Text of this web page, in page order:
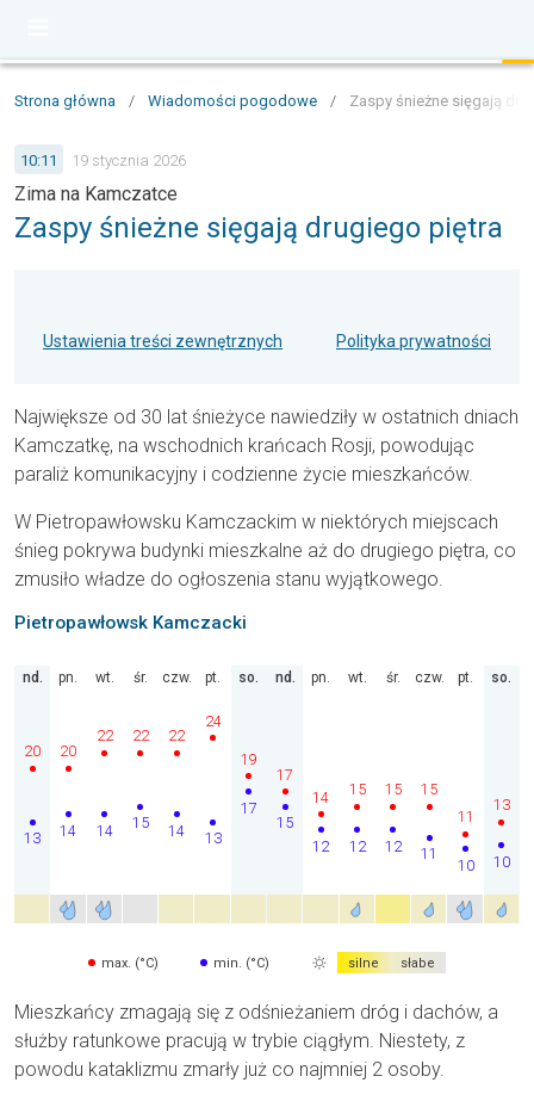
Strona główna / Wiadomości pogodowe / Zaspy śnieżne sięgają
10:11 19 stycznia 2026
Zima na Kamczatce
Zaspy śnieżne sięgają drugiego piętra
Ustawienia treści zewnętrznych Polityka prywatności
Największe od 30 lat śnieżyce nawiedziły w ostatnich dniach
Kamczatkę, na wschodnich krańcach Rosji, powodując
paraliż komunikacyjny i codzienne życie mieszkańców.
W Pietropawłowsku Kamczackim w niektórych miejscach
śnieg pokrywa budynki mieszkalne aż do drugiego piętra, co
zmusiło władze do ogłoszenia stanu wyjątkowego.
Pietropawłowsk Kamczacki
nd.
13
20
pn.
14
20
wt.
14
22
śr.
15
22
czw.
14
22
pt.
13
24
so.
17
19
nd.
15
17
pn.
12
14
wt.
12
15
śr.
12
15
czw.
11
15
pt.
10
11
so.
10
13
max. (°C) min. (°C) silne słabe
Mieszkańcy zmagają się z odśnieżaniem dróg i dachów, a
służby ratunkowe pracują w trybie ciągłym. Niestety, z
powodu kataklizmu zmarły już co najmniej 2 osoby.